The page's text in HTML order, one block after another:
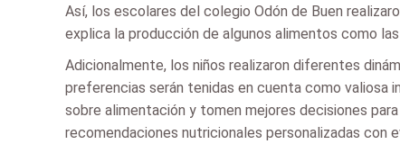
Así, los escolares del colegio Odón de Buen
explica la producción de algunos alimentos como
Adicionalmente, los niños realizaron diferentes
preferencias serán tenidas en cuenta como valiosa
sobre alimentación y tomen mejores decisiones
recomendaciones nutricionales personalizadas con